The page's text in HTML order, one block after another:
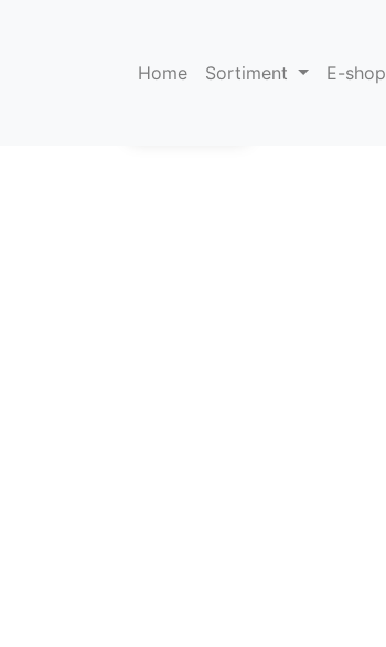
Home Sortiment E-shop
miroo stripe